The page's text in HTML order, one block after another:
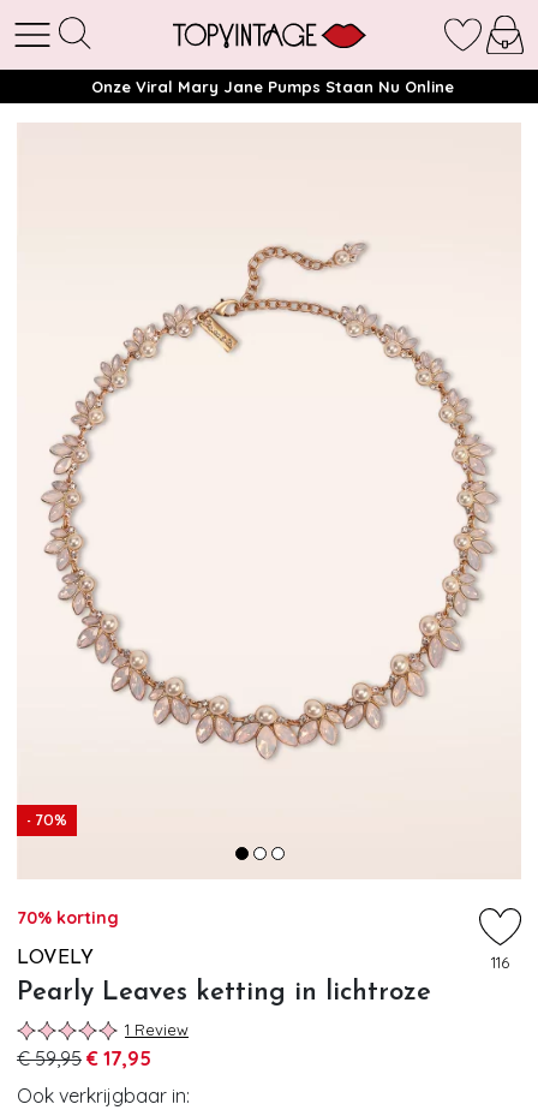
Onze Viral Mary Jane Pumps Staan Nu Online
- 70%
70% korting
LOVELY
Pearly Leaves ketting in lichtroze
116
1 Review
€ 59,95 € 17,95
Ook verkrijgbaar in: